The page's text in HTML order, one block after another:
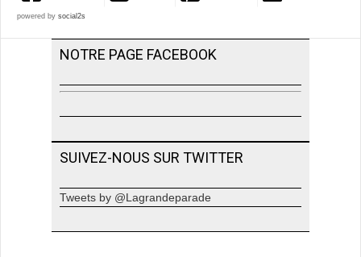
powered by social2s
NOTRE PAGE FACEBOOK
SUIVEZ-NOUS SUR TWITTER
Tweets by @Lagrandeparade